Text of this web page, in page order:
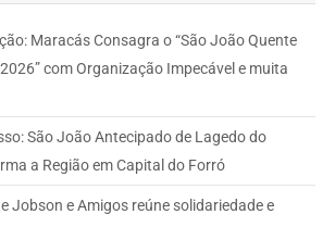
Maracás Consagra o “São João Quente
com Organização Impecável e muita
São João Antecipado de Lagedo do
a Região em Capital do Forró
Jobson e Amigos reúne solidariedade e